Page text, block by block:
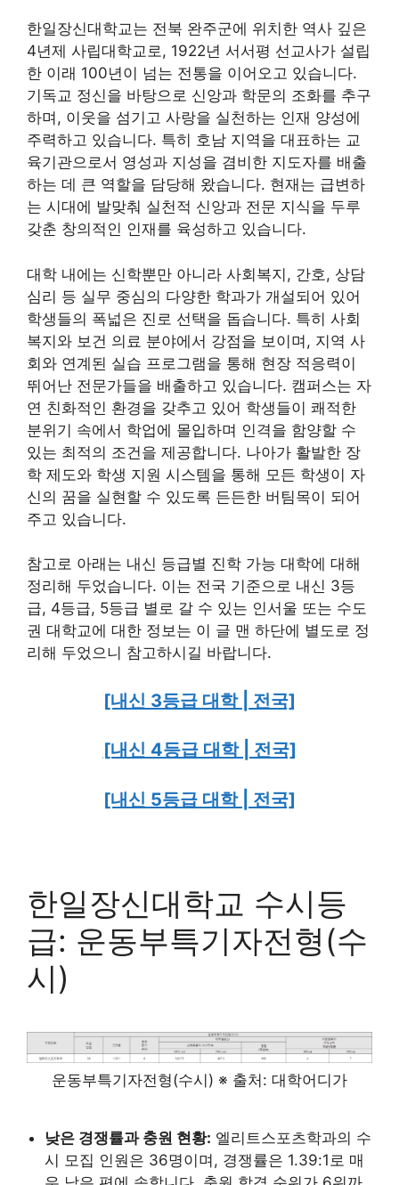
한일장신대학교는 전북 완주군에 위치한 역사 깊은
4년제 사립대학교로, 1922년 서서평 선교사가 설립
한 이래 100년이 넘는 전통을 이어오고 있습니다.
기독교 정신을 바탕으로 신앙과 학문의 조화를 추구
하며, 이웃을 섬기고 사랑을 실천하는 인재 양성에
주력하고 있습니다. 특히 호남 지역을 대표하는 교
육기관으로서 영성과 지성을 겸비한 지도자를 배출
하는 데 큰 역할을 담당해 왔습니다. 현재는 급변하
는 시대에 발맞춰 실천적 신앙과 전문 지식을 두루
갖춘 창의적인 인재를 육성하고 있습니다.
대학 내에는 신학뿐만 아니라 사회복지, 간호, 상담
심리 등 실무 중심의 다양한 학과가 개설되어 있어
학생들의 폭넓은 진로 선택을 돕습니다. 특히 사회
복지와 보건 의료 분야에서 강점을 보이며, 지역 사
회와 연계된 실습 프로그램을 통해 현장 적응력이
뛰어난 전문가들을 배출하고 있습니다. 캠퍼스는 자
연 친화적인 환경을 갖추고 있어 학생들이 쾌적한
분위기 속에서 학업에 몰입하며 인격을 함양할 수
있는 최적의 조건을 제공합니다. 나아가 활발한 장
학 제도와 학생 지원 시스템을 통해 모든 학생이 자
신의 꿈을 실현할 수 있도록 든든한 버팀목이 되어
주고 있습니다.
참고로 아래는 내신 등급별 진학 가능 대학에 대해
정리해 두었습니다. 이는 전국 기준으로 내신 3등
급, 4등급, 5등급 별로 갈 수 있는 인서울 또는 수도
권 대학교에 대한 정보는 이 글 맨 하단에 별도로 정
리해 두었으니 참고하시길 바랍니다.
[내신 3등급 대학 | 전국]
[내신 4등급 대학 | 전국]
[내신 5등급 대학 | 전국]
한일장신대학교 수시등
급: 운동부특기자전형(수
시)
운동부특기자전형(수시) ※ 출처: 대학어디가
낮은 경쟁률과 충원 현황: 엘리트스포츠학과의 수
시 모집 인원은 36명이며, 경쟁률은 1.39:1로 매